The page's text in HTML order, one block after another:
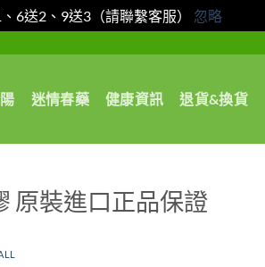
6送2、9送3（請聯繫客服） 忽略
迷情春藥 健康資訊 退貨&換貨
原裝進口正品保證